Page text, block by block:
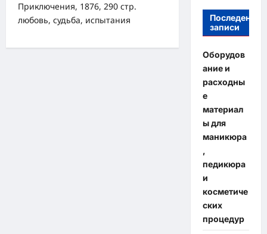
Приключения, 1876, 290 стр.
любовь, судьба, испытания
Последение
записи
Оборудов
ание и
расходны
е
материал
ы для
маникюра
,
педикюра
и
косметиче
ских
процедур